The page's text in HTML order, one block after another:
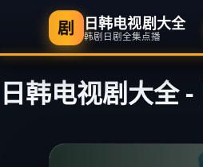
剧 日韩电视剧大全
韩剧日剧全集点播
日韩电视剧大全-